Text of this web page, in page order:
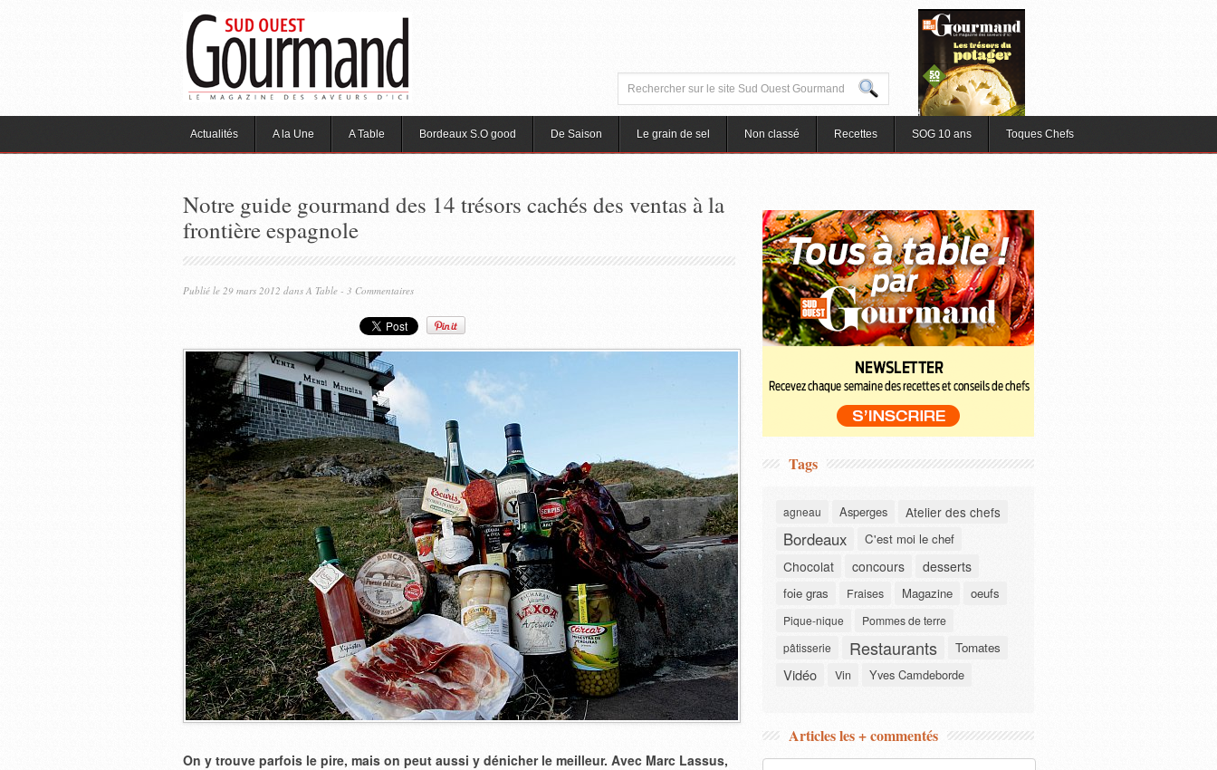
Actualités A la Une A Table Bordeaux S.O good De Saison Le grain de sel Non classé Recettes SOG 10 ans Toques Chefs
Notre guide gourmand des 14 trésors cachés des ventas à la
frontière espagnole
Publié le 29 mars 2012 dansA Table - 3 Commentaires
On y trouve parfois le pire, mais on peut aussi y dénicher le meilleur. Avec Marc Lassus,
Tags
agneau Asperges Atelier des chefs
Bordeaux C'est moi le chef
Chocolat concours desserts
foie gras Fraises Magazine oeufs
Pique-nique
Pommes de terre
pâtisserie
Restaurants Tomates
Vidéo Vin Yves Camdeborde
Articles les + commentés